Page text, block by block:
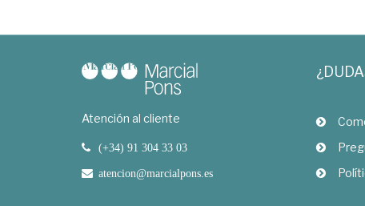
Atención al cliente
(+34) 91 304 33 03
atencion@marcialpons.es